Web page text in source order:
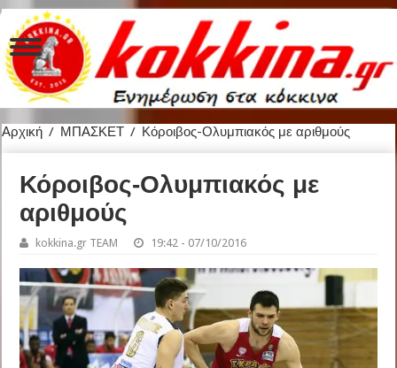
Αρχική / ΜΠΑΣΚΕΤ / Κόροιβος-Ολυμπιακός με αριθμούς
Κόροιβος-Ολυμπιακός με
αριθμούς
kokkina.gr TEAM 19:42 - 07/10/2016